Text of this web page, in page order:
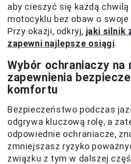
aby cieszyć się każdą chwilą
motocyklu bez obaw o
Przy okazji, odkryj, jaki silnik
zapewni najlepsze osiągi.
Wybór ochraniaczy na
zapewnienia
komfortu
Bezpieczeństwo podczas
odgrywa kluczową rolę, a
odpowiednie ochraniacze,
zmniejszasz ryzyko
związku z tym w dalszej